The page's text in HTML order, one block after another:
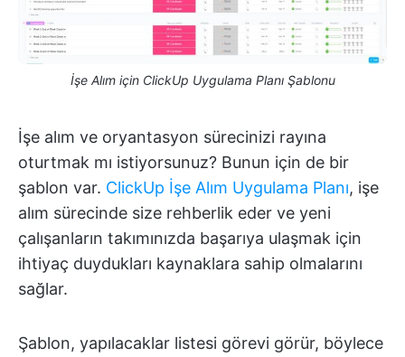
İşe Alım için ClickUp Uygulama Planı Şablonu
İşe alım ve oryantasyon sürecinizi rayına
oturtmak mı istiyorsunuz? Bunun için de bir
şablon var. ClickUp İşe Alım Uygulama Planı, işe
alım sürecinde size rehberlik eder ve yeni
çalışanların takımınızda başarıya ulaşmak için
ihtiyaç duydukları kaynaklara sahip olmalarını
sağlar.
Şablon, yapılacaklar listesi görevi görür, böylece